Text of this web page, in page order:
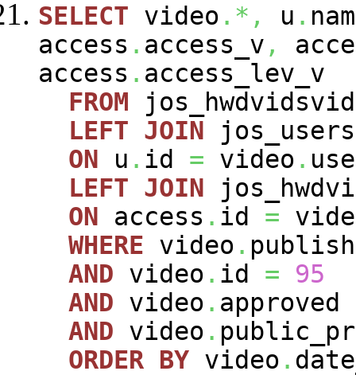
SELECT video .*, u .
access . access_v ,
access . access_lev_v
FROM
LEFT JOIN
ON u . id = video .
LEFT JOIN
ON access . id =
WHERE video .
AND video . id =
95
AND video . approved
AND video .
ORDER BY video .